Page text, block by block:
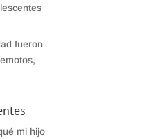
fueron
mi hijo